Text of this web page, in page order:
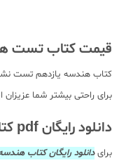
قیمت کتاب تست
کتاب هندسه یازدهم تست نشر
برای راحتی بیشتر شما
دانلود رایگان pdf کتاب تست هندسه یازدهم نشر الگو
برایدانلود رایگان کتاب هندسه 2 تست نشر